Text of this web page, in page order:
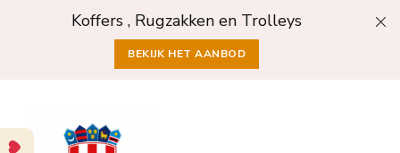
Koffers , Rugzakken en Trolleys
BEKIJK HET AANBOD